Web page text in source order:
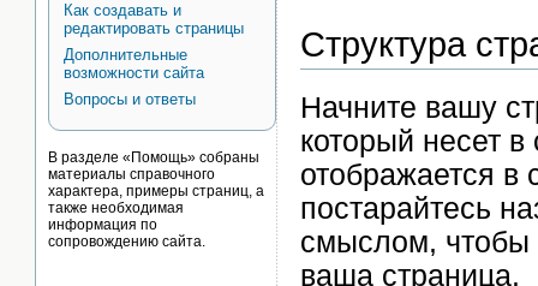
Структура
Начните вашу
который несет в
отображается в
постарайтесь
смыслом, чтобы
ваша страница.
Как создавать и
редактировать страницы
Дополнительные
возможности сайта
Вопросы и ответы
В разделе «Помощь» собраны
материалы справочного
характера, примеры страниц, а
также необходимая
информация по
сопровождению сайта.